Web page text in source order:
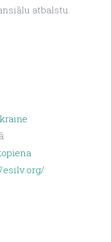
atbalstu.
esilv.org/